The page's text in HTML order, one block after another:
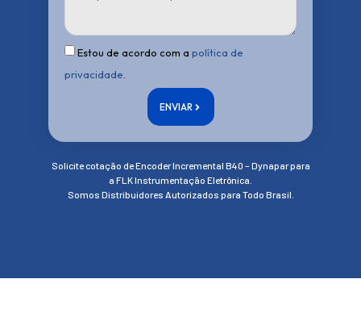
Estou de acordo com a política de
privacidade
ENVIAR
Solicite cotação de Encoder Incremental B40 – Dynapar para
a FLK Instrumentação Eletrônica.
Somos Distribuidores Autorizados para Todo Brasil.